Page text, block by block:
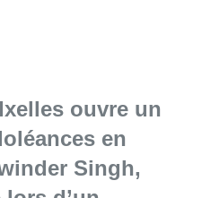
ouvre un
en
Singh,